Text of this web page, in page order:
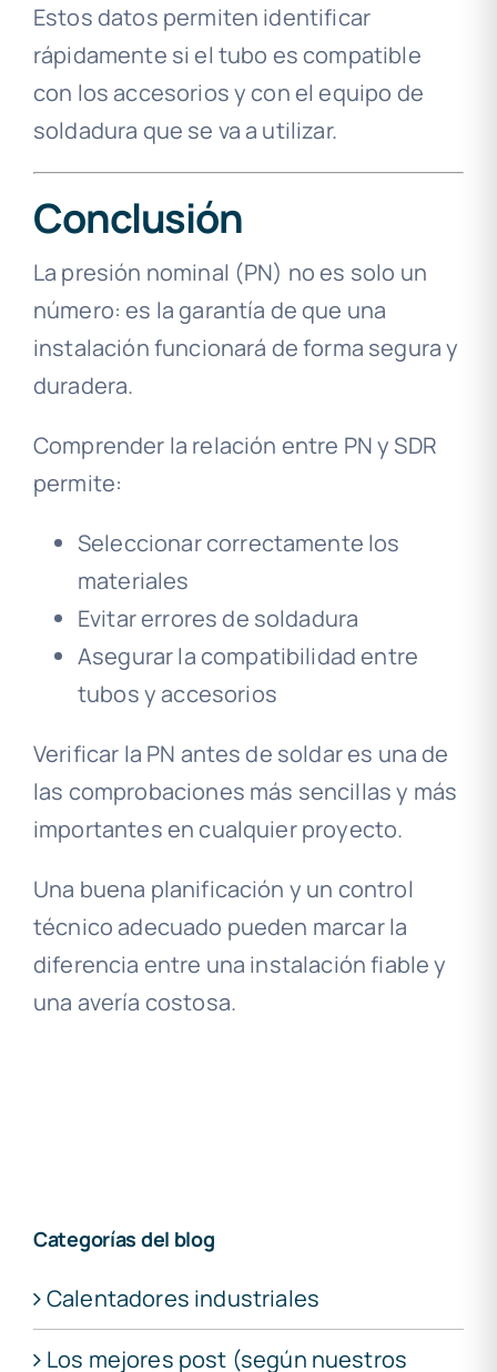
Estos datos permiten identificar
rápidamente si el tubo es compatible
con los accesorios y con el equipo de
soldadura que se va a utilizar.
Conclusión
La presión nominal (PN) no es solo un
número: es la garantía de que una
instalación funcionará de forma segura y
duradera.
Comprender la relación entre PN y SDR
permite:
Seleccionar correctamente los
materiales
Evitar errores de soldadura
Asegurar la compatibilidad entre
tubos y accesorios
Verificar la PN antes de soldar es una de
las comprobaciones más sencillas y más
importantes en cualquier proyecto.
Una buena planificación y un control
técnico adecuado pueden marcar la
diferencia entre una instalación fiable y
una avería costosa.
Categorías del blog
Calentadores industriales
Los mejores post (según nuestros